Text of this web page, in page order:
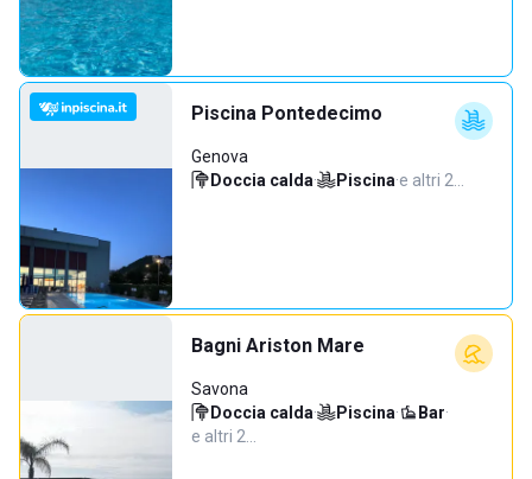
Piscina Pontedecimo
Genova
Doccia calda· Piscina·e altri 2…
Bagni Ariston Mare
Savona
Doccia calda· Piscina· Bar·
e altri 2…